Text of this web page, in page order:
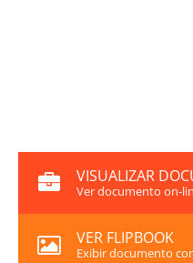
VISUALIZAR
Ver documento on-
VER FLIPBOOK
Exibir documento